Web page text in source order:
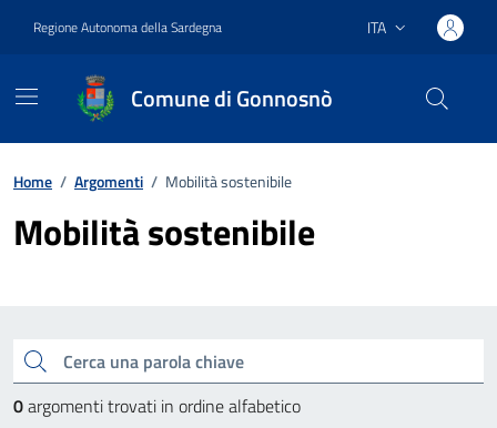
Regione Autonoma della Sardegna Lingua attiva:
ITA
Comune di Gonnosnò
Home / Argomenti / Mobilità sostenibile
Mobilità sostenibile
Cerca una parola chiave
0argomenti trovati in ordine alfabetico